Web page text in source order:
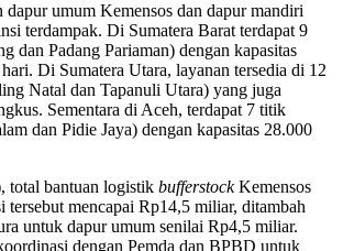
dapur umum Kemensos dan dapur mandiri
terdampak. Di Sumatera Barat terdapat 9
dan Padang Pariaman) dengan kapasitas
Di Sumatera Utara, layanan tersedia di 12
Natal dan Tapanuli Utara) yang juga
Sementara di Aceh, terdapat 7 titik
dan Pidie Jaya) dengan kapasitas 28.000
total bantuan logistik bufferstockKemensos
tersebut mencapai Rp14,5 miliar, ditambah
untuk dapur umum senilai Rp4,5 miliar.
dengan Pemda dan BPBD untuk